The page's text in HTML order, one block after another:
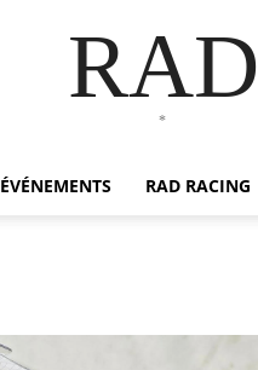
RAD
*
ÉVÉNEMENTS RAD RACING